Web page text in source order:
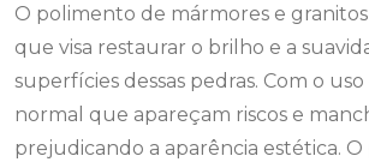
O polimento de mármores e
que visa restaurar o brilho e a
superfícies dessas pedras. Com o
normal que apareçam riscos e
prejudicando a aparência estética.